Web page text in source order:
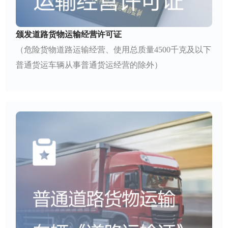
颁发道路货物运输经营许可证
（危险货物道路运输经营、使用总质量4500千克及以下
普通货运车辆从事普通货运经营的除外）